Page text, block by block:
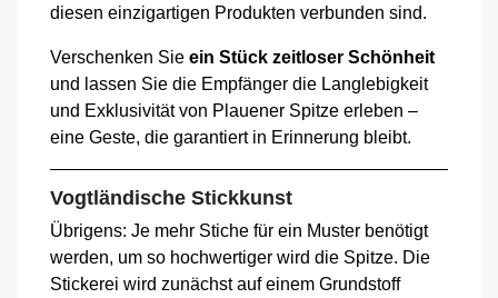
diesen einzigartigen Produkten verbunden sind.
Verschenken Sie ein Stück zeitloser Schönheit
und lassen Sie die Empfänger die Langlebigkeit
und Exklusivität von Plauener Spitze erleben –
eine Geste, die garantiert in Erinnerung bleibt.
Vogtländische Stickkunst
Übrigens: Je mehr Stiche für ein Muster benötigt
werden, um so hochwertiger wird die Spitze. Die
Stickerei wird zunächst auf einem Grundstoff